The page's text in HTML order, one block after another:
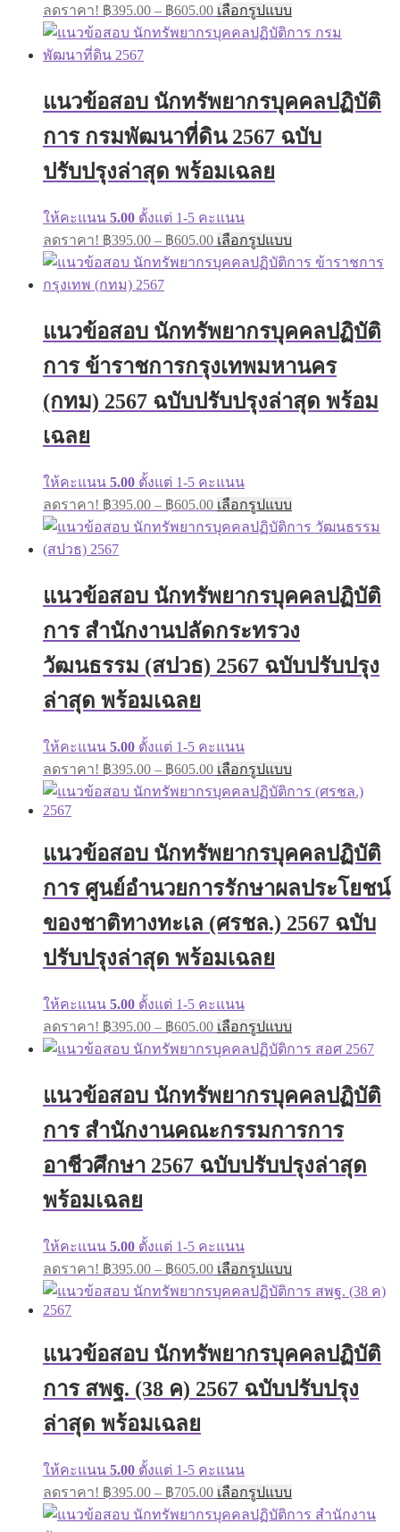
ลดราคา! ฿395.00 – ฿605.00Price
range:
฿395.00
เลือกรูปแบบ
product
has
options
be
chosen
แนวข้อสอบ นักทรัพยากรบุคคลปฏิบัติ
การ กรมพัฒนาที่ดิน 2567 ฉบับ
ปรับปรุงล่าสุด พร้อมเฉลย
ให้คะแนน 5.00 ตั้งแต่ 1-5 คะแนน
ลดราคา! ฿395.00 – ฿605.00Price
range:
฿395.00
เลือกรูปแบบ
product
has
options
be
chosen
on
the
แนวข้อสอบ นักทรัพยากรบุคคลปฏิบัติ
การ ข้าราชการกรุงเทพมหานคร
(กทม) 2567 ฉบับปรับปรุงล่าสุด พร้อม
เฉลย
ให้คะแนน 5.00 ตั้งแต่ 1-5 คะแนน
ลดราคา! ฿395.00 – ฿605.00Price
range:
฿395.00
เลือกรูปแบบ
product
has
options
be
chosen
on
the
แนวข้อสอบ นักทรัพยากรบุคคลปฏิบัติ
การ สำนักงานปลัดกระทรวง
วัฒนธรรม (สปวธ) 2567 ฉบับปรับปรุง
ล่าสุด พร้อมเฉลย
ให้คะแนน 5.00 ตั้งแต่ 1-5 คะแนน
ลดราคา! ฿395.00 – ฿605.00Price
range:
฿395.00
เลือกรูปแบบ
product
has
The
options
may
be
on
แนวข้อสอบ นักทรัพยากรบุคคลปฏิบัติ
การ ศูนย์อำนวยการรักษาผลประโยชน์
ของชาติทางทะเล (ศรชล.) 2567 ฉบับ
ปรับปรุงล่าสุด พร้อมเฉลย
ให้คะแนน 5.00 ตั้งแต่ 1-5 คะแนน
ลดราคา! ฿395.00 – ฿605.00Price
range:
฿395.00
฿605.00
เลือกรูปแบบ
product
has
variants.
The
may
chosen
on
แนวข้อสอบ นักทรัพยากรบุคคลปฏิบัติ
การ สำนักงานคณะกรรมการการ
อาชีวศึกษา 2567 ฉบับปรับปรุงล่าสุด
พร้อมเฉลย
ให้คะแนน 5.00 ตั้งแต่ 1-5 คะแนน
ลดราคา! ฿395.00 – ฿605.00Price
range:
฿395.00
เลือกรูปแบบ
product
has
The
options
may
be
แนวข้อสอบ นักทรัพยากรบุคคลปฏิบัติ
การ สพฐ. (38 ค) 2567 ฉบับปรับปรุง
ล่าสุด พร้อมเฉลย
ให้คะแนน 5.00 ตั้งแต่ 1-5 คะแนน
ลดราคา! ฿395.00 – ฿705.00Price
range:
฿395.00
เลือกรูปแบบ
product
has